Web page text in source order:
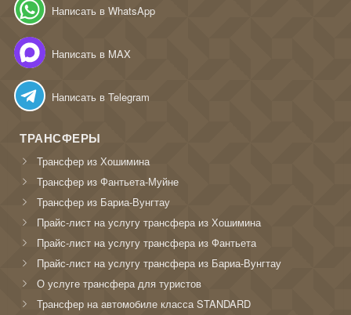
Написать в WhatsApp
Написать в MAX
Написать в Telegram
ТРАНСФЕРЫ
Трансфер из Хошимина
Трансфер из Фантьета-Муйне
Трансфер из Бариа-Вунгтау
Прайс-лист на услугу трансфера из Хошимина
Прайс-лист на услугу трансфера из Фантьета
Прайс-лист на услугу трансфера из Бариа-Вунгтау
О услуге трансфера для туристов
Трансфер на автомобиле класса STANDARD